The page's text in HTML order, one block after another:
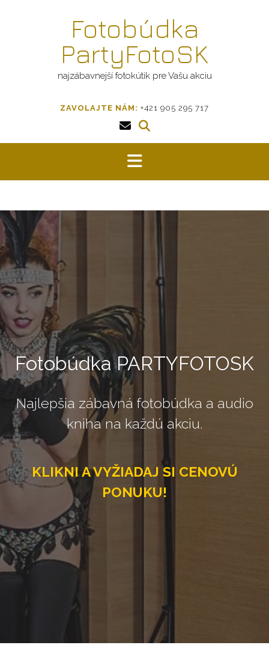
Fotobúdka
PartyFotoSK
najzábavnejší fotokútik pre Vašu akciu
ZAVOLAJTE NÁM: +421 905 295 717
Fotobúdka PARTYFOTOSK
Najlepšia zábavná fotobúdka a audio
kniha na každú akciu.
KLIKNI A VYŽIADAJ SI CENOVÚ
PONUKU!